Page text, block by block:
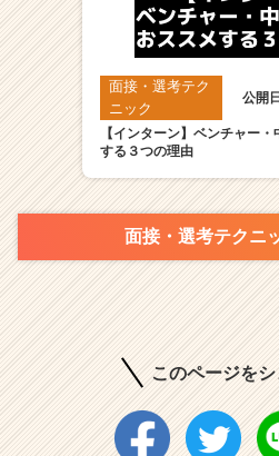
面接・選考テク
ニック
公開
【インターン】ベンチャー
する３つの理由
面接・選考テクニ
このページを